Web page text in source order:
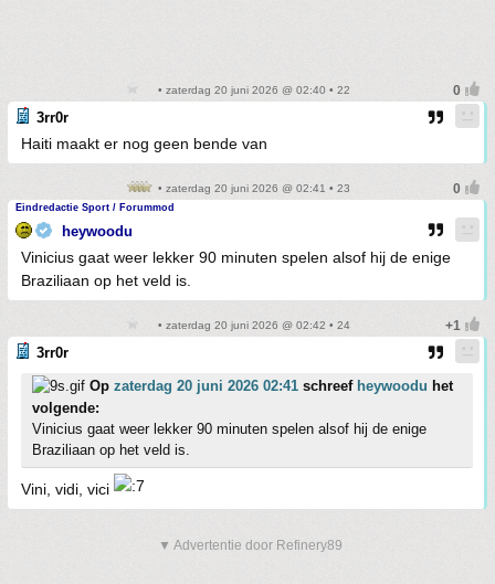
• zaterdag 20 juni 2026 @ 02:40 • 22
3rr0r
Haiti maakt er nog geen bende van
• zaterdag 20 juni 2026 @ 02:41 • 23
Eindredactie Sport / Forummod
heywoodu
Vinicius gaat weer lekker 90 minuten spelen alsof hij de enige
Braziliaan op het veld is.
• zaterdag 20 juni 2026 @ 02:42 • 24
3rr0r
Op zaterdag 20 juni 2026 02:41 schreef heywoodu het
volgende:
Vinicius gaat weer lekker 90 minuten spelen alsof hij de enige
Braziliaan op het veld is.
Vini, vidi, vici
▼ Advertentie door Refinery89